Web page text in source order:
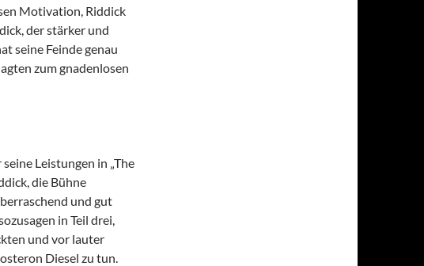
Motivation, Riddick
der stärker und
seine Feinde genau
zum gnadenlosen
Leistungen in „The
die Bühne
und gut
in Teil drei,
und vor lauter
Diesel zu tun.